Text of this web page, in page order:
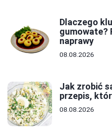
Dlaczego
gumowate?
naprawy
08.08.2026
Jak zrobić
przepis,
08.08.2026